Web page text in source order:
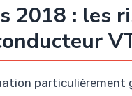
2018 : les
particulièrement